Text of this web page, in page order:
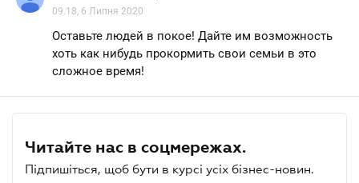
09.18, 6 Липня 2020
Оставьте людей в покое! Дайте им возможность
хоть как нибудь прокормить свои семьи в это
сложное время!
Читайте нас в соцмережах.
Підпишіться, щоб бути в курсі усіх бізнес-новин.